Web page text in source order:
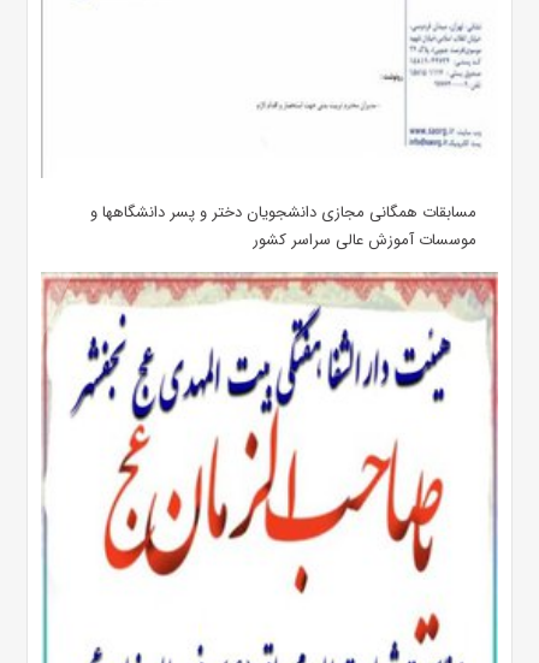
مسابقات همگانی مجازی دانشجویان دختر و پسر دانشگاهها و
موسسات آموزش عالی سراسر کشور